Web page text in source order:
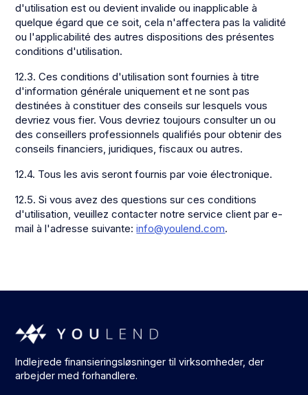
d'utilisation est ou devient invalide ou inapplicable à
quelque égard que ce soit, cela n'affectera pas la validité
ou l'applicabilité des autres dispositions des présentes
conditions d'utilisation.
12.3. Ces conditions d'utilisation sont fournies à titre
d'information générale uniquement et ne sont pas
destinées à constituer des conseils sur lesquels vous
devriez vous fier. Vous devriez toujours consulter un ou
des conseillers professionnels qualifiés pour obtenir des
conseils financiers, juridiques, fiscaux ou autres.
12.4. Tous les avis seront fournis par voie électronique.
12.5. Si vous avez des questions sur ces conditions
d'utilisation, veuillez contacter notre service client par e-
mail à l'adresse suivante:info@youlend.com.
Indlejrede finansieringsløsninger til virksomheder, der
arbejder med forhandlere.